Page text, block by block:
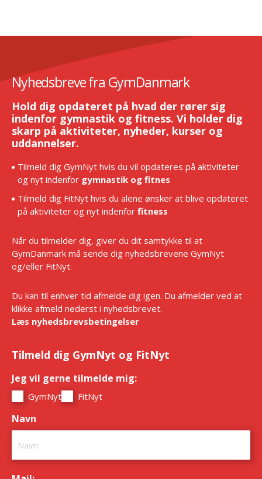
Nyhedsbreve fra GymDanmark
Hold dig opdateret på hvad der rører sig
indenfor gymnastik og fitness. Vi holder dig
skarp på aktiviteter, nyheder, kurser og
uddannelser.
Tilmeld dig GymNyt hvis du vil opdateres på aktiviteter
og nyt indenfor gymnastik og fitnes
Tilmeld dig FitNyt hvis du alene ønsker at blive opdateret
på aktiviteter og nyt indenfor fitness
Når du tilmelder dig, giver du dit samtykke til at
GymDanmark må sende dig nyhedsbrevene GymNyt
og/eller FitNyt.
Du kan til enhver tid afmelde dig igen. Du afmelder ved at
klikke afmeld nederst i nyhedsbrevet.
Læs nyhedsbrevsbetingelser
Tilmeld dig GymNyt og FitNyt
Jeg vil gerne tilmelde mig:
GymNyt FitNyt
Navn